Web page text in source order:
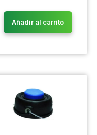
Añadir al carrito